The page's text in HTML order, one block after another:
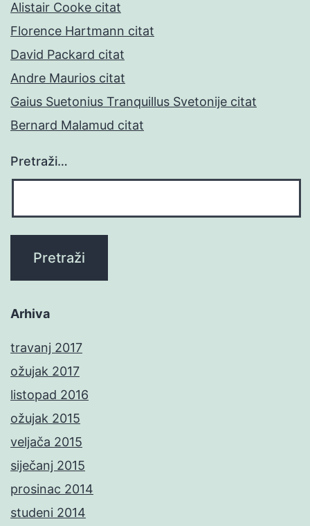
Alistair Cooke citat
Florence Hartmann citat
David Packard citat
Andre Maurios citat
Gaius Suetonius Tranquillus Svetonije citat
Bernard Malamud citat
Pretraži…
Arhiva
travanj 2017
ožujak 2017
listopad 2016
ožujak 2015
veljača 2015
siječanj 2015
prosinac 2014
studeni 2014